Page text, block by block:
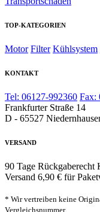
TOP-KATEGORIEN
Motor Filter Kühlsystem
KONTAKT
Tel: 06127-992360 Fax:
Frankfurter Straße 14
D - 65527
VERSAND
90 Tage Rückgaberecht
Versand 6,90 € für
* Wir vertreiben keine
Vergleichsnummer.